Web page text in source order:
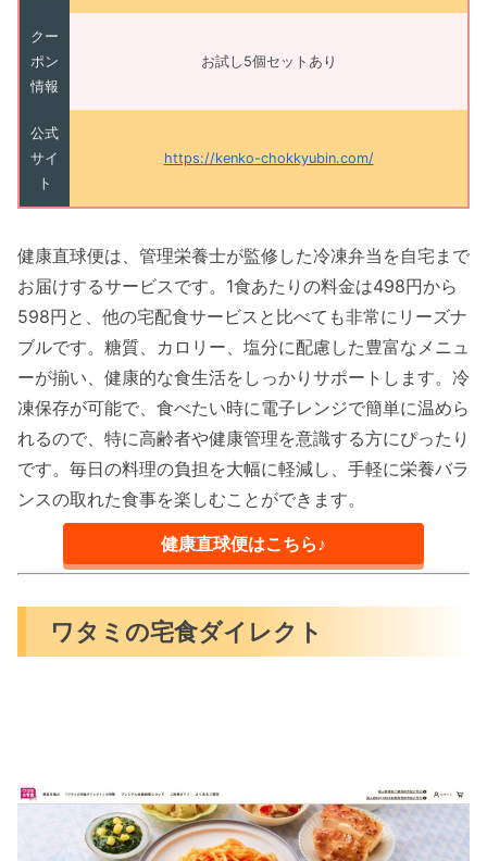
クー
ポン
情報
お試し5個セットあり
公式
サイ
ト
https://kenko-chokkyubin.com/
健康直球便は、管理栄養士が監修した冷凍弁当を自宅まで
お届けするサービスです。1食あたりの料金は498円から
598円と、他の宅配食サービスと比べても非常にリーズナ
ブルです。糖質、カロリー、塩分に配慮した豊富なメニュ
ーが揃い、健康的な食生活をしっかりサポートします。冷
凍保存が可能で、食べたい時に電子レンジで簡単に温めら
れるので、特に高齢者や健康管理を意識する方にぴったり
です。毎日の料理の負担を大幅に軽減し、手軽に栄養バラ
ンスの取れた食事を楽しむことができます。
健康直球便はこちら♪
ワタミの宅食ダイレクト